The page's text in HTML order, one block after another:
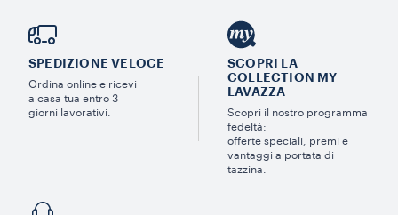
SPEDIZIONE VELOCE
Ordina online e ricevi
a casa tua entro 3
giorni lavorativi.
SCOPRI LA
COLLECTION MY
LAVAZZA
Scopri il nostro programma
fedeltà:
offerte speciali, premi e
vantaggi a portata di
tazzina.